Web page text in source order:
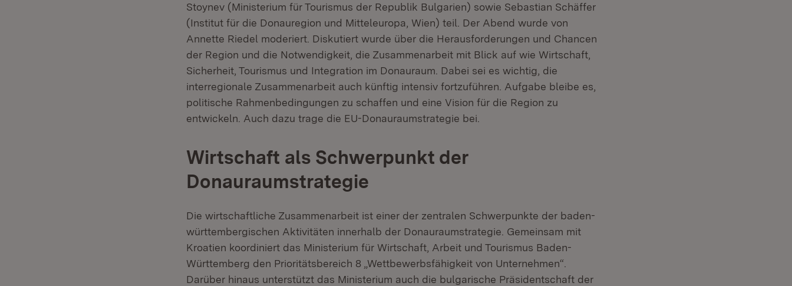
Stoynev (Ministerium für Tourismus der Republik Bulgarien) sowie Sebastian Schäffer
(Institut für die Donauregion und Mitteleuropa, Wien) teil. Der Abend wurde von
Annette Riedel moderiert. Diskutiert wurde über die Herausforderungen und Chancen
der Region und die Notwendigkeit, die Zusammenarbeit mit Blick auf wie Wirtschaft,
Sicherheit, Tourismus und Integration im Donauraum. Dabei sei es wichtig, die
interregionale Zusammenarbeit auch künftig intensiv fortzuführen. Aufgabe bleibe es,
politische Rahmenbedingungen zu schaffen und eine Vision für die Region zu
entwickeln. Auch dazu trage die EU-Donauraumstrategie bei.
Wirtschaft als Schwerpunkt der
Donauraumstrategie
Die wirtschaftliche Zusammenarbeit ist einer der zentralen Schwerpunkte der baden-
württembergischen Aktivitäten innerhalb der Donauraumstrategie. Gemeinsam mit
Kroatien koordiniert das Ministerium für Wirtschaft, Arbeit und Tourismus Baden-
Württemberg den Prioritätsbereich 8 „Wettbewerbsfähigkeit von Unternehmen“.
Darüber hinaus unterstützt das Ministerium auch die bulgarische Präsidentschaft der